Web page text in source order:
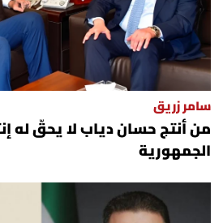
سامر زريق
من أنتج حسان دياب لا يحقّ له
الجمهورية